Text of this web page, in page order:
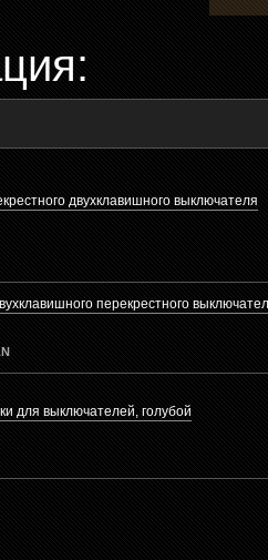
двухклавишного выключателя
перекрестного
для выключателей, голубой